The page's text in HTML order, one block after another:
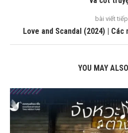
bài viết tiếp
Love and Scandal (2024) |
YOU MAY